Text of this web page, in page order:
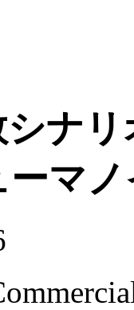
ナ
マ